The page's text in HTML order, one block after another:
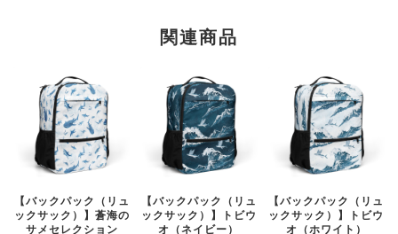
関連商品
【バックパック（リュ
ックサック）】蒼海の
サメセレクション
【バックパック（リュ
ックサック）】トビウ
オ（ネイビー）
【バックパック（リュ
ックサック）】トビウ
オ（ホワイト）